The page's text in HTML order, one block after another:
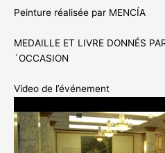
Peinture réalisée par MENCÍA
MEDAILLE ET LIVRE DONNÉS
´OCCASION
Video de l’événement